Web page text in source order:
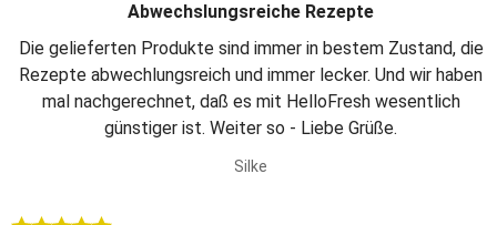
Abwechslungsreiche Rezepte
Die gelieferten Produkte sind immer in bestem Zustand, die
Rezepte abwechlungsreich und immer lecker. Und wir haben
mal nachgerechnet, daß es mit HelloFresh wesentlich
günstiger ist. Weiter so - Liebe Grüße.
Silke